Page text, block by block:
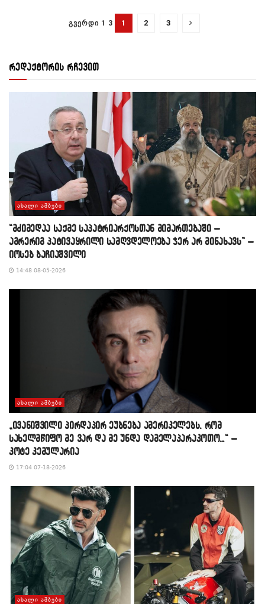
ᲒᲕᲔᲠᲓᲘ 1 3 1 2 3
რედაქტორის რჩევით
ᲐᲮᲐᲚᲘ ᲐᲛᲑᲔᲑᲘ
“მძიმედაა საქმე საპატრიარქოსთან მიმართებაში –
აგრერიგ პატივაყრილი სამღვდელოება ჯერ არ მინახავს” –
იოსებ ბაჩიაშვილი
14:48 08-05-2026
ᲐᲮᲐᲚᲘ ᲐᲛᲑᲔᲑᲘ
„ივანიშვილი პირდაპირ ეუბნება ამერიკელებს, რომ
სახელმწიფო მე ვარ და მე უნდა დამელაპარაკოთო…“ –
კოტე კემულარია
17:04 07-18-2026
ᲐᲮᲐᲚᲘ ᲐᲛᲑᲔᲑᲘ